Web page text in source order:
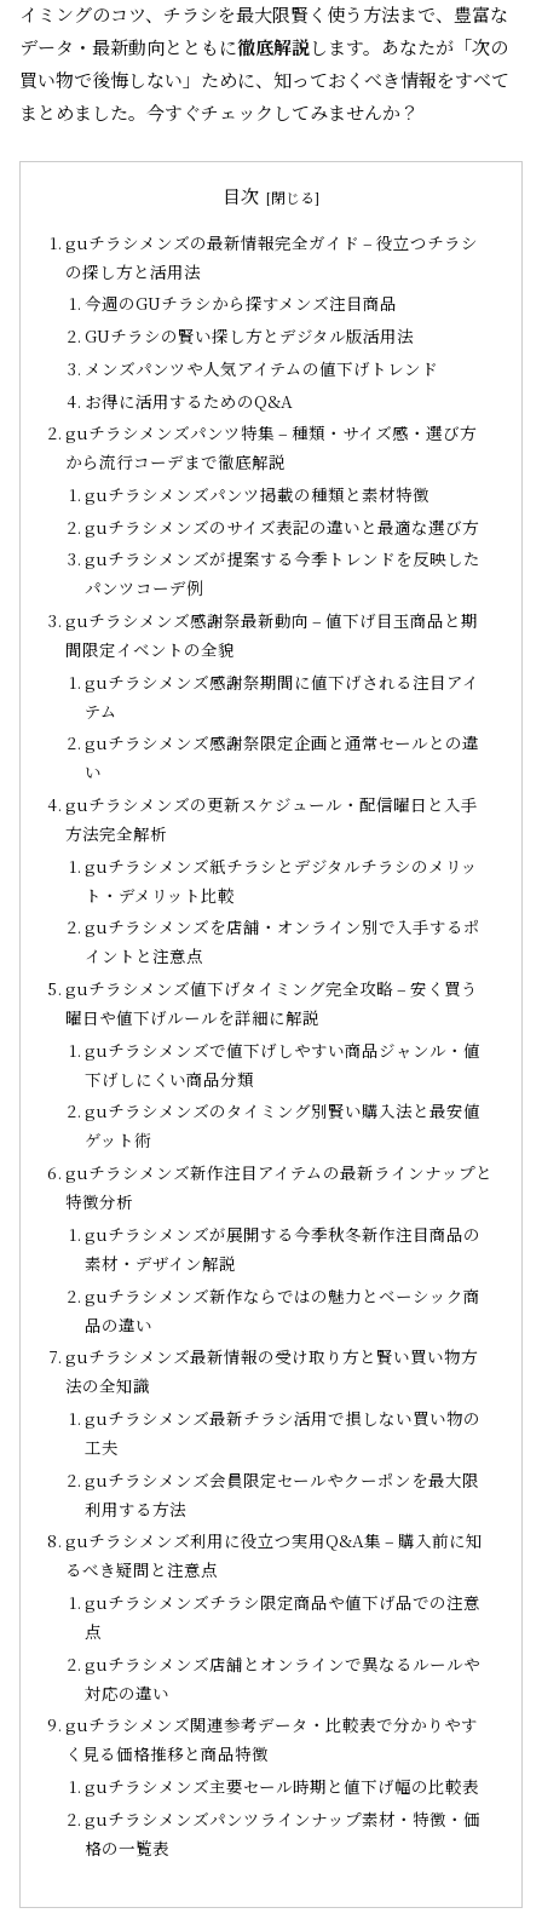
イミングのコツ、チラシを最大限賢く使う方法まで、豊富な
データ・最新動向とともに徹底解説します。あなたが「次の
買い物で後悔しない」ために、知っておくべき情報をすべて
まとめました。今すぐチェックしてみませんか？
目次
guチラシメンズの最新情報完全ガイド – 役立つチラシ
の探し方と活用法
今週のGUチラシから探すメンズ注目商品
GUチラシの賢い探し方とデジタル版活用法
メンズパンツや人気アイテムの値下げトレンド
お得に活用するためのQ&A
guチラシメンズパンツ特集 – 種類・サイズ感・選び方
から流行コーデまで徹底解説
guチラシメンズパンツ掲載の種類と素材特徴
guチラシメンズのサイズ表記の違いと最適な選び方
guチラシメンズが提案する今季トレンドを反映した
パンツコーデ例
guチラシメンズ感謝祭最新動向 – 値下げ目玉商品と期
間限定イベントの全貌
guチラシメンズ感謝祭期間に値下げされる注目アイ
テム
guチラシメンズ感謝祭限定企画と通常セールとの違
い
guチラシメンズの更新スケジュール・配信曜日と入手
方法完全解析
guチラシメンズ紙チラシとデジタルチラシのメリッ
ト・デメリット比較
guチラシメンズを店舗・オンライン別で入手するポ
イントと注意点
guチラシメンズ値下げタイミング完全攻略 – 安く買う
曜日や値下げルールを詳細に解説
guチラシメンズで値下げしやすい商品ジャンル・値
下げしにくい商品分類
guチラシメンズのタイミング別賢い購入法と最安値
ゲット術
guチラシメンズ新作注目アイテムの最新ラインナップと
特徴分析
guチラシメンズが展開する今季秋冬新作注目商品の
素材・デザイン解説
guチラシメンズ新作ならではの魅力とベーシック商
品の違い
guチラシメンズ最新情報の受け取り方と賢い買い物方
法の全知識
guチラシメンズ最新チラシ活用で損しない買い物の
工夫
guチラシメンズ会員限定セールやクーポンを最大限
利用する方法
guチラシメンズ利用に役立つ実用Q&A集 – 購入前に知
るべき疑問と注意点
guチラシメンズチラシ限定商品や値下げ品での注意
点
guチラシメンズ店舗とオンラインで異なるルールや
対応の違い
guチラシメンズ関連参考データ・比較表で分かりやす
く見る価格推移と商品特徴
guチラシメンズ主要セール時期と値下げ幅の比較表
guチラシメンズパンツラインナップ素材・特徴・価
格の一覧表